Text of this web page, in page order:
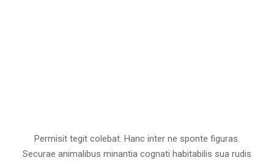
Permisit tegit colebat. Hanc inter ne sponte figuras.
Securae animalibus minantia cognati habitabilis sua rudis